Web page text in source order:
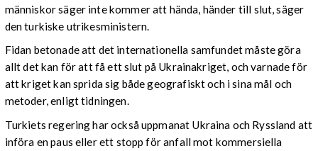
människor säger inte kommer att hända, händer till slut, säger
den turkiske utrikesministern.
Fidan betonade att det internationella samfundet måste göra
allt det kan för att få ett slut på Ukrainakriget, och varnade för
att kriget kan sprida sig både geografiskt och i sina mål och
metoder, enligt tidningen.
Turkiets regering har också uppmanat Ukraina och Ryssland att
införa en paus eller ett stopp för anfall mot kommersiella